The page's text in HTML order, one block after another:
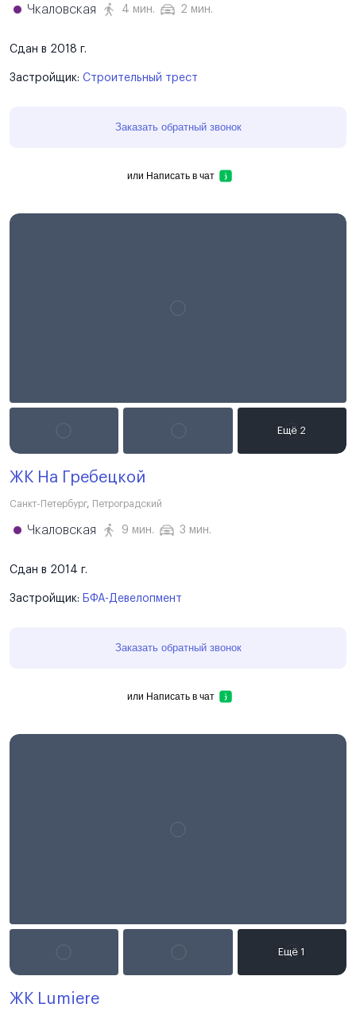
Чкаловская 4 мин. 2 мин.
Сдан в 2018 г.
Застройщик: Строительный трест
Заказать обратный звонок
или Написать в чат
ЖК На Гребецкой
Санкт-Петербург, Петроградский
Чкаловская 9 мин. 3 мин.
Сдан в 2014 г.
Застройщик: БФА-Девелопмент
Заказать обратный звонок
или Написать в чат
ЖК Lumiere